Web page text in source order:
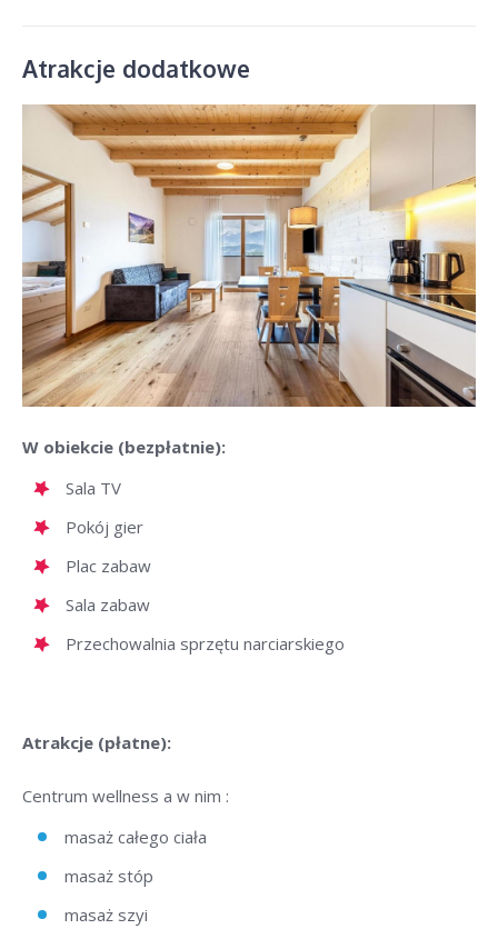
Atrakcje dodatkowe
W obiekcie (bezpłatnie):
Sala TV
Pokój gier
Plac zabaw
Sala zabaw
Przechowalnia sprzętu narciarskiego
Atrakcje (płatne):
Centrum wellness a w nim :
masaż całego ciała
masaż stóp
masaż szyi